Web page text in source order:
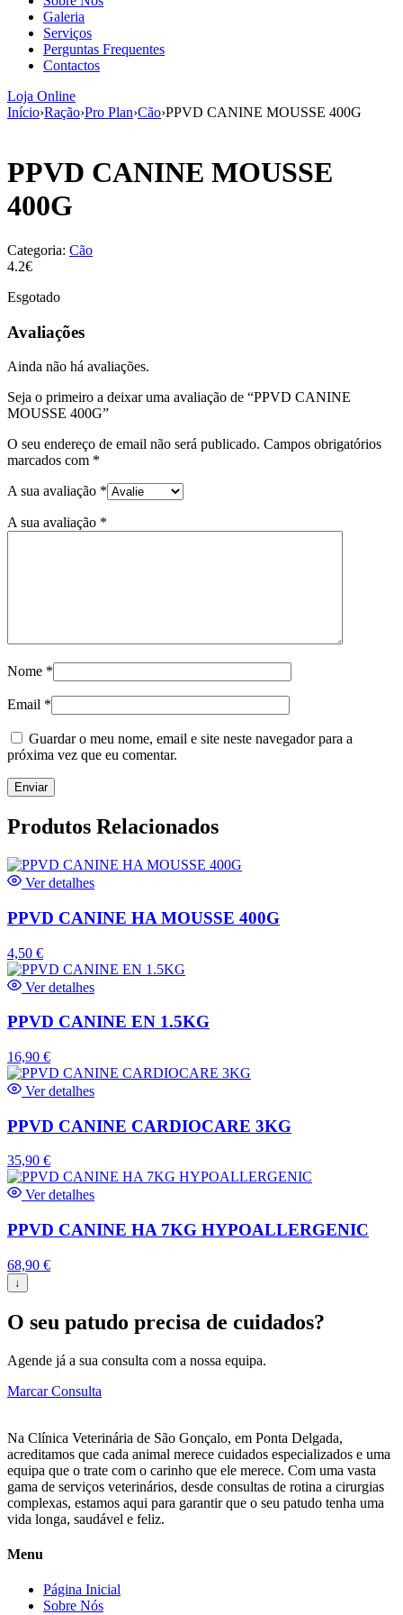
Galeria
Serviços
Perguntas Frequentes
Contactos
Loja Online
Início›Ração›Pro Plan›Cão›PPVD CANINE MOUSSE 400G
PPVD CANINE MOUSSE
400G
Categoria: Cão
4.2€
Esgotado
Avaliações
Ainda não há avaliações.
Seja o primeiro a deixar uma avaliação de “PPVD CANINE
MOUSSE 400G”
O seu endereço de email não será publicado. Campos obrigatórios
marcados com *
A sua avaliação *
A sua avaliação *
Nome *
Email *
Guardar o meu nome, email e site neste navegador para a
próxima vez que eu comentar.
Produtos Relacionados
Ver detalhes
PPVD CANINE HA MOUSSE 400G
4,50 €
Ver detalhes
PPVD CANINE EN 1.5KG
16,90 €
Ver detalhes
PPVD CANINE CARDIOCARE 3KG
35,90 €
Ver detalhes
PPVD CANINE HA 7KG HYPOALLERGENIC
68,90 €
↓
O seu patudo precisa de cuidados?
Agende já a sua consulta com a nossa equipa.
Marcar Consulta
Na Clínica Veterinária de São Gonçalo, em Ponta Delgada,
acreditamos que cada animal merece cuidados especializados e uma
equipa que o trate com o carinho que ele merece. Com uma vasta
gama de serviços veterinários, desde consultas de rotina a cirurgias
complexas, estamos aqui para garantir que o seu patudo tenha uma
vida longa, saudável e feliz.
Menu
Página Inicial
Sobre Nós
aumenta a
probabilidade
de ver
conteúdo e
ofertas